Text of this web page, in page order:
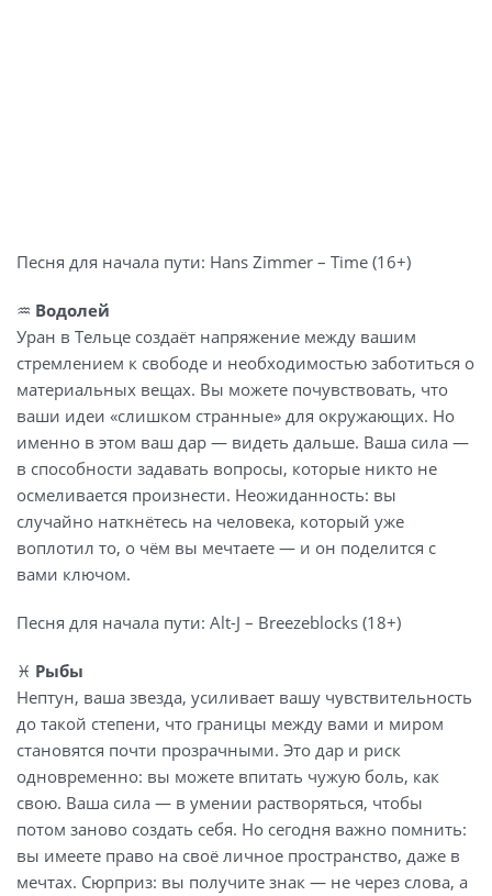
Песня для начала пути: Hans Zimmer – Time (16+)
♒️ Водолей
Уран в Тельце создаёт напряжение между вашим
стремлением к свободе и необходимостью заботиться о
материальных вещах. Вы можете почувствовать, что
ваши идеи «слишком странные» для окружающих. Но
именно в этом ваш дар — видеть дальше. Ваша сила —
в способности задавать вопросы, которые никто не
осмеливается произнести. Неожиданность: вы
случайно наткнётесь на человека, который уже
воплотил то, о чём вы мечтаете — и он поделится с
вами ключом.
Песня для начала пути: Alt-J – Breezeblocks (18+)
♓️ Рыбы
Нептун, ваша звезда, усиливает вашу чувствительность
до такой степени, что границы между вами и миром
становятся почти прозрачными. Это дар и риск
одновременно: вы можете впитать чужую боль, как
свою. Ваша сила — в умении растворяться, чтобы
потом заново создать себя. Но сегодня важно помнить:
вы имеете право на своё личное пространство, даже в
мечтах. Сюрприз: вы получите знак — не через слова, а